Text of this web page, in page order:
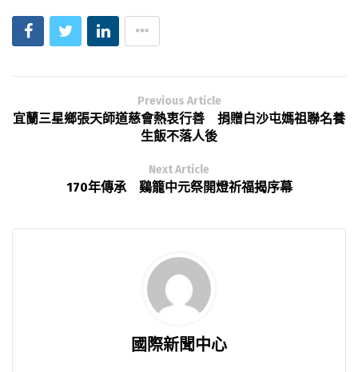
Previous Article
宜蘭三星鄉張天師道慈會熱衷行善 捐贈白沙屯媽祖聯名養
生飯不落人後
Next Article
170年傳承 鷄籠中元祭開燈祈福揭序幕
國際新聞中心